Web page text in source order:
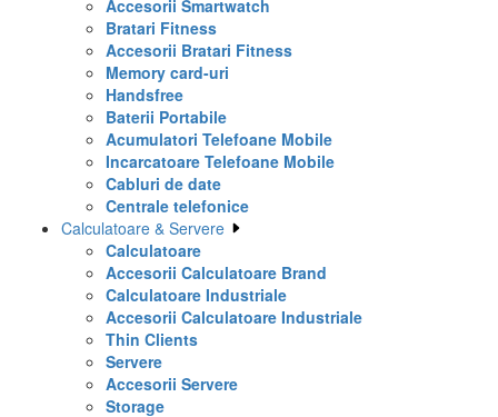
Accesorii Smartwatch
Bratari Fitness
Accesorii Bratari Fitness
Memory card-uri
Handsfree
Baterii Portabile
Acumulatori Telefoane Mobile
Incarcatoare Telefoane Mobile
Cabluri de date
Centrale telefonice
Calculatoare & Servere
Calculatoare
Accesorii Calculatoare Brand
Calculatoare Industriale
Accesorii Calculatoare Industriale
Thin Clients
Servere
Accesorii Servere
Storage